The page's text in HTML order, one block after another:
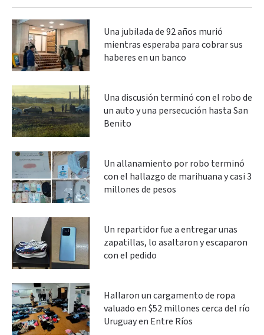
Una jubilada de 92 años murió
mientras esperaba para cobrar sus
haberes en un banco
Una discusión terminó con el robo de
un auto y una persecución hasta San
Benito
Un allanamiento por robo terminó
con el hallazgo de marihuana y casi 3
millones de pesos
Un repartidor fue a entregar unas
zapatillas, lo asaltaron y escaparon
con el pedido
Hallaron un cargamento de ropa
valuado en $52 millones cerca del río
Uruguay en Entre Ríos